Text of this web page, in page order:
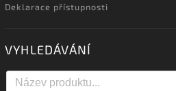
Deklarace přístupnosti
VYHLEDÁVÁNÍ